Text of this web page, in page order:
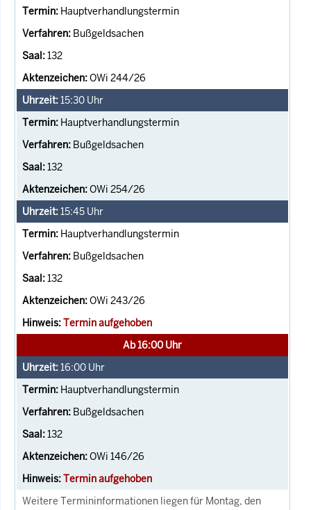
Hauptverhandlungstermin
Bußgeldsachen
132
OWi 244/26
15:30 Uhr
Hauptverhandlungstermin
Bußgeldsachen
132
OWi 254/26
15:45 Uhr
Hauptverhandlungstermin
Bußgeldsachen
132
OWi 243/26
Termin aufgehoben
Ab 16:00 Uhr
16:00 Uhr
Hauptverhandlungstermin
Bußgeldsachen
132
OWi 146/26
Termin aufgehoben
Weitere Termininformationen liegen für Montag, den